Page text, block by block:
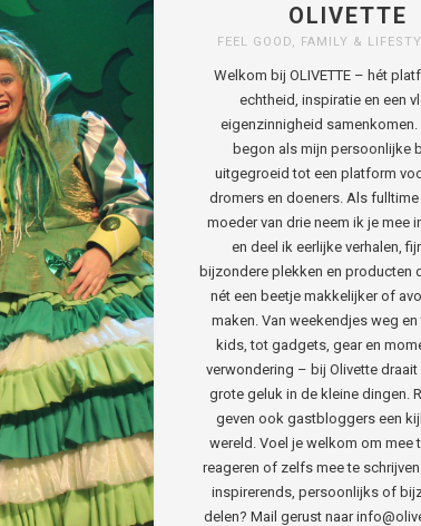
OLIVETTE
FEEL GOOD, FAMILY &
Welkom bij OLIVETTE – hét
echtheid, inspiratie en een
eigenzinnigheid
begon als mijn persoonlijke
uitgegroeid tot een platform
dromers en doeners. Als
moeder van drie neem ik je mee
en deel ik eerlijke verhalen,
bijzondere plekken en producten
nét een beetje makkelijker of
maken. Van weekendjes weg en
kids, tot gadgets, gear en
verwondering – bij Olivette draait
grote geluk in de kleine dingen.
geven ook gastbloggers een
wereld. Voel je welkom om mee
reageren of zelfs mee te
inspirerends, persoonlijks of
delen? Mail gerust naar